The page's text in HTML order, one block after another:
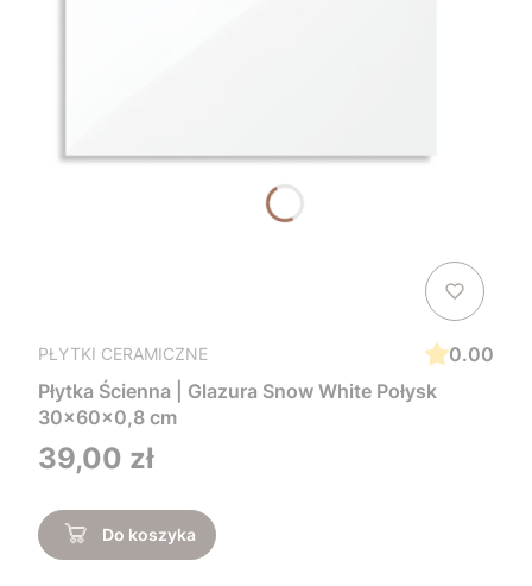
PŁYTKI CERAMICZNE
0.00
Płytka Ścienna | Glazura Snow White Połysk
30x60x0,8 cm
Cena
39,00 zł
Do koszyka